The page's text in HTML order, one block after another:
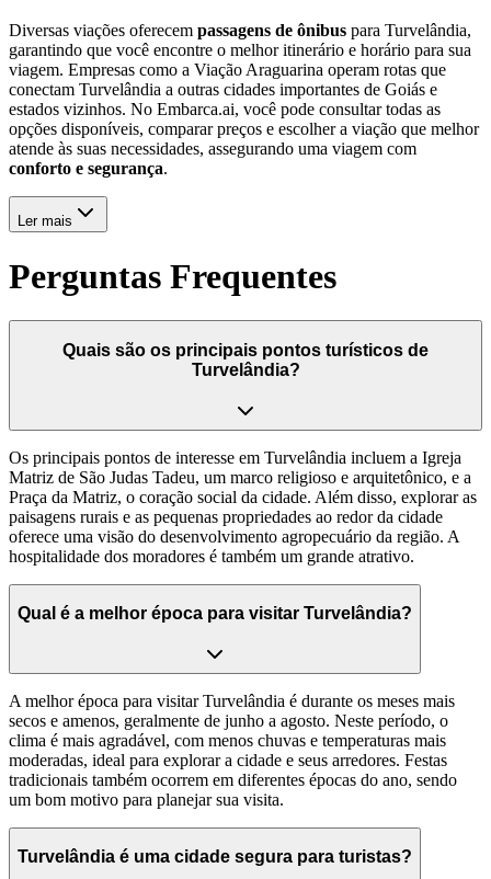
Diversas viações oferecem passagens de ônibus para Turvelândia,
garantindo que você encontre o melhor itinerário e horário para sua
viagem. Empresas como a Viação Araguarina operam rotas que
conectam Turvelândia a outras cidades importantes de Goiás e
estados vizinhos. No Embarca.ai, você pode consultar todas as
opções disponíveis, comparar preços e escolher a viação que melhor
atende às suas necessidades, assegurando uma viagem com
conforto e segurança.
Ler mais
Perguntas Frequentes
Quais são os principais pontos turísticos de
Turvelândia?
Os principais pontos de interesse em Turvelândia incluem a Igreja
Matriz de São Judas Tadeu, um marco religioso e arquitetônico, e a
Praça da Matriz, o coração social da cidade. Além disso, explorar as
paisagens rurais e as pequenas propriedades ao redor da cidade
oferece uma visão do desenvolvimento agropecuário da região. A
hospitalidade dos moradores é também um grande atrativo.
Qual é a melhor época para visitar Turvelândia?
A melhor época para visitar Turvelândia é durante os meses mais
secos e amenos, geralmente de junho a agosto. Neste período, o
clima é mais agradável, com menos chuvas e temperaturas mais
moderadas, ideal para explorar a cidade e seus arredores. Festas
tradicionais também ocorrem em diferentes épocas do ano, sendo
um bom motivo para planejar sua visita.
Turvelândia é uma cidade segura para turistas?